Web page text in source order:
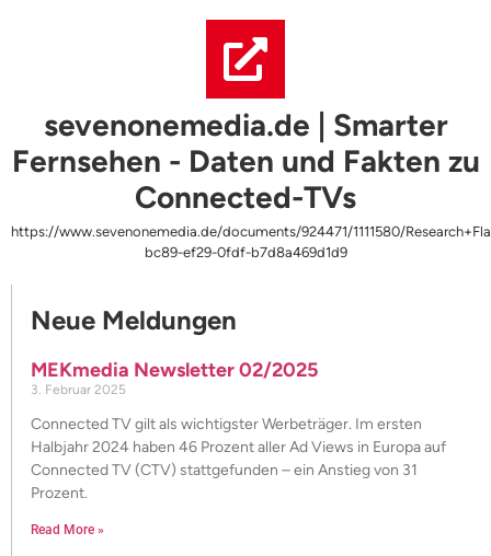
sevenonemedia.de | Smarter
Fernsehen - Daten und Fakten zu
Connected-TVs
https://www.sevenonemedia.de/documents/924471/1111580/
bc89-ef29-0fdf-b7d8a469d1d9
Neue Meldungen
MEKmedia Newsletter 02/2025
3. Februar 2025
Connected TV gilt als wichtigster Werbeträger. Im ersten
Halbjahr 2024 haben 46 Prozent aller Ad Views in Europa auf
Connected TV (CTV) stattgefunden – ein Anstieg von 31
Prozent.
Read More »